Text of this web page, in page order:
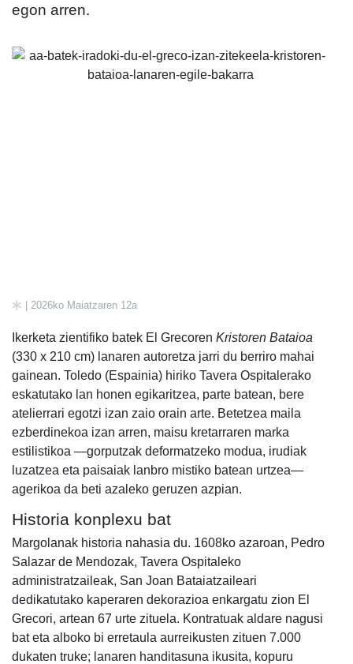
egon arren.
| 2026ko Maiatzaren 12a
Ikerketa zientifiko batek El Grecoren Kristoren Bataioa
(330 x 210 cm) lanaren autoretza jarri du berriro mahai
gainean. Toledo (Espainia) hiriko Tavera Ospitalerako
eskatutako lan honen egikaritzea, parte batean, bere
atelierrari egotzi izan zaio orain arte. Betetzea maila
ezberdinekoa izan arren, maisu kretarraren marka
estilistikoa —gorputzak deformatzeko modua, irudiak
luzatzea eta paisaiak lanbro mistiko batean urtzea—
agerikoa da beti azaleko geruzen azpian.
Historia konplexu bat
Margolanak historia nahasia du. 1608ko azaroan, Pedro
Salazar de Mendozak, Tavera Ospitaleko
administratzaileak, San Joan Bataiatzaileari
dedikatutako kaperaren dekorazioa enkargatu zion El
Grecori, artean 67 urte zituela. Kontratuak aldare nagusi
bat eta alboko bi erretaula aurreikusten zituen 7.000
dukaten truke; lanaren handitasuna ikusita, kopuru